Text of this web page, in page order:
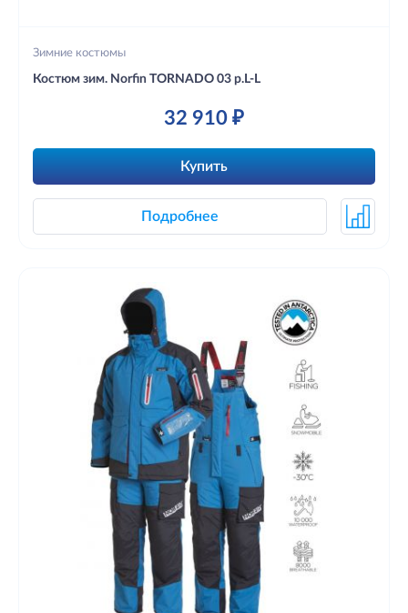
Зимние костюмы
Костюм зим. Norfin TORNADO 03 р.L-L
32 910 ₽
Купить
Подробнее